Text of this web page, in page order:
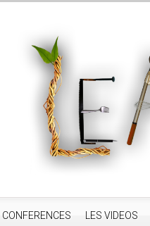
CONFERENCES LES VIDEOS